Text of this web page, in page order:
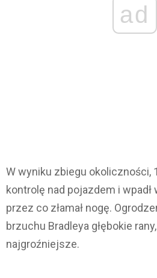
ad
W wyniku zbiegu okoliczności,
kontrolę nad pojazdem i
przez co złamał nogę.
brzuchu Bradleya głębokie
najgroźniejsze.